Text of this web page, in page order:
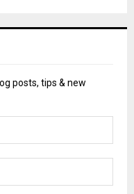
posts, tips & new